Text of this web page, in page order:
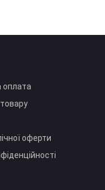
оплата
оферти